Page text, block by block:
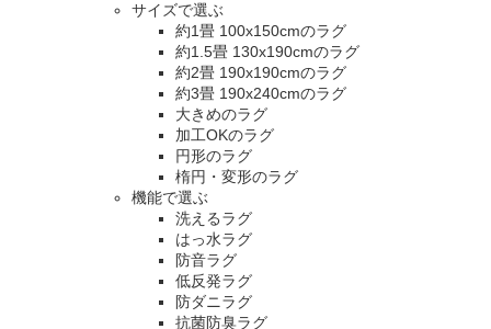
サイズで選ぶ
約1畳 100x150cmのラグ
約1.5畳 130x190cmのラグ
約2畳 190x190cmのラグ
約3畳 190x240cmのラグ
大きめのラグ
加工OKのラグ
円形のラグ
楕円・変形のラグ
機能で選ぶ
洗えるラグ
はっ水ラグ
防音ラグ
低反発ラグ
防ダニラグ
抗菌防臭ラグ